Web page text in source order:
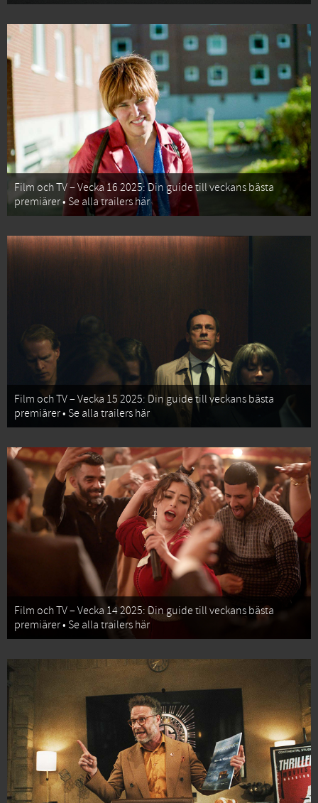
Film och TV – Vecka 16 2025: Din guide till veckans bästa
premiärer • Se alla trailers här
Film och TV – Vecka 15 2025: Din guide till veckans bästa
premiärer • Se alla trailers här
Film och TV – Vecka 14 2025: Din guide till veckans bästa
premiärer • Se alla trailers här